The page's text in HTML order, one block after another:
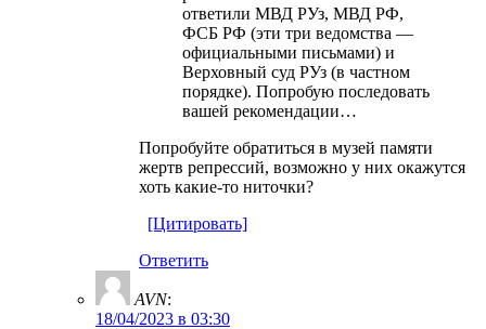
ответили МВД РУз, МВД РФ,
ФСБ РФ (эти три ведомства —
официальными письмами) и
Верховный суд РУз (в частном
порядке). Попробую последовать
вашей рекомендации…
Попробуйте обратиться в музей памяти
жертв репрессий, возможно у них окажутся
хоть какие-то ниточки?
[Цитировать]
Ответить
AVN:
18/04/2023 в 03:30